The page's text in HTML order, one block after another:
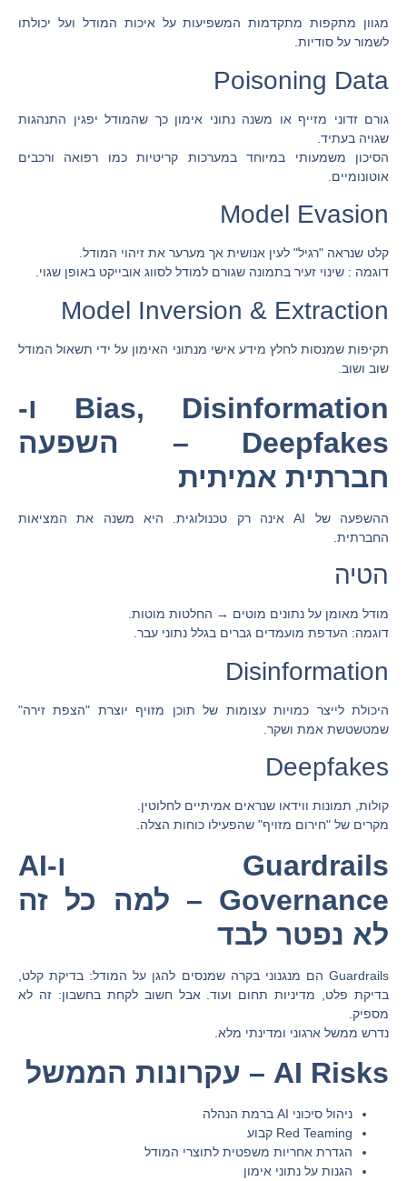
מגוון מתקפות מתקדמות המשפיעות על איכות המודל ועל יכולתו
לשמור על סודיות.
Poisoning Data
גורם זדוני מזייף או משנה נתוני אימון כך שהמודל יפגין התנהגות
שגויה בעתיד.
הסיכון משמעותי במיוחד במערכות קריטיות כמו רפואה ורכבים
אוטונומיים.
Model Evasion
קלט שנראה "רגיל" לעין אנושית אך מערער את זיהוי המודל.
דוגמה : שינוי זעיר בתמונה שגורם למודל לסווג אובייקט באופן שגוי.
Model Inversion & Extraction
תקיפות שמנסות לחלץ מידע אישי מנתוני האימון על ידי תשאול המודל
שוב ושוב.
Bias, Disinformation ו-
Deepfakes – השפעה
חברתית אמיתית
ההשפעה של AI אינה רק טכנולוגית. היא משנה את המציאות
החברתית.
הטיה
מודל מאומן על נתונים מוטים → החלטות מוטות.
דוגמה: העדפת מועמדים גברים בגלל נתוני עבר.
Disinformation
היכולת לייצר כמויות עצומות של תוכן מזויף יוצרת "הצפת זירה"
שמטשטשת אמת ושקר.
Deepfakes
קולות, תמונות ווידאו שנראים אמיתיים לחלוטין.
מקרים של "חירום מזויף" שהפעילו כוחות הצלה.
Guardrails ו-AI
Governance – למה כל זה
לא נפטר לבד
Guardrails הם מנגנוני בקרה שמנסים להגן על המודל: בדיקת קלט,
בדיקת פלט, מדיניות תחום ועוד. אבל חשוב לקחת בחשבון: זה לא
מספיק.
נדרש ממשל ארגוני ומדינתי מלא.
AI Risks – עקרונות הממשל
ניהול סיכוני AI ברמת הנהלה
Red Teaming קבוע
הגדרת אחריות משפטית לתוצרי המודל
הגנות על נתוני אימון